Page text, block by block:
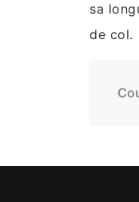
sa
de col.